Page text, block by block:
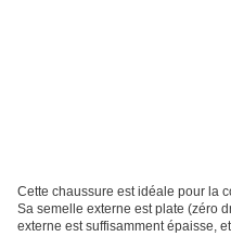
Cette chaussure est idéale pour la
Sa semelle externe est plate (zéro
externe est suffisamment épaisse,